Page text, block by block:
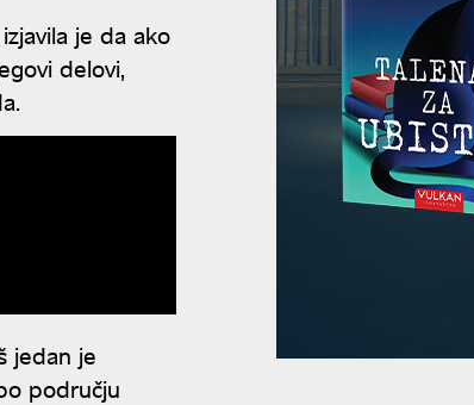
je da ako
delovi,
jedan je
području